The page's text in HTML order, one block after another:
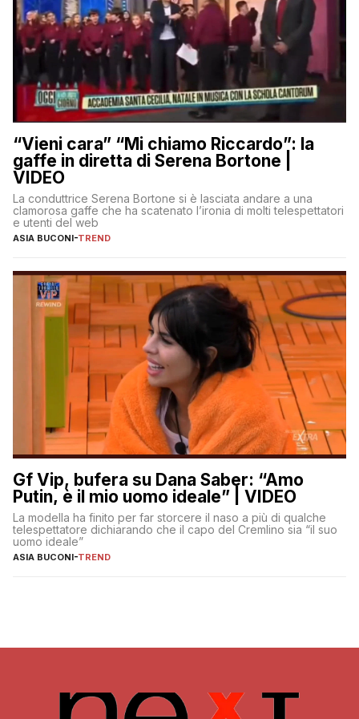
“Vieni cara” “Mi chiamo Riccardo”: la
gaffe in diretta di Serena Bortone |
VIDEO
La conduttrice Serena Bortone si è lasciata andare a una
clamorosa gaffe che ha scatenato l’ironia di molti telespettatori
e utenti del web
ASIA BUCONI-TREND
Gf Vip, bufera su Dana Saber: “Amo
Putin, è il mio uomo ideale” | VIDEO
La modella ha finito per far storcere il naso a più di qualche
telespettatore dichiarando che il capo del Cremlino sia “il suo
uomo ideale”
ASIA BUCONI-TREND